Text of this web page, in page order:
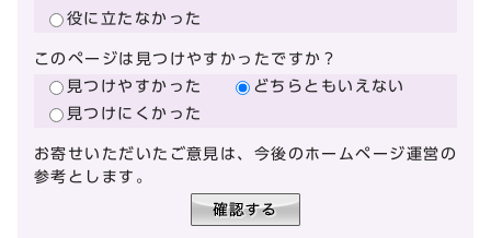
役に立たなかった
このページは見つけやすかったですか？
見つけやすかった
どちらともいえない
見つけにくかった
お寄せいただいたご意見は、今後のホームページ運営の
参考とします。